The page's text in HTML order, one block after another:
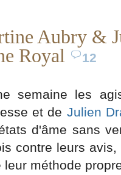
Aubry &
Royal
12
semaine les
et de Julien
d'âme sans
contre leurs
méthode